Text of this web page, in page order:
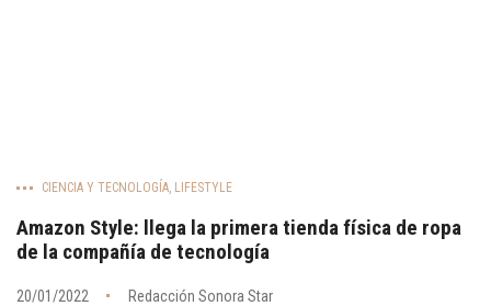
CIENCIA Y TECNOLOGÍA, LIFESTYLE
Amazon Style: llega la primera tienda física de ropa
de la compañía de tecnología
20/01/2022 Redacción Sonora Star